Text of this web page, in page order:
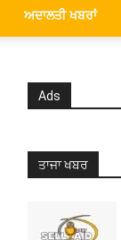
ਅਦਾਲਤੀ ਖਬਰਾਂ
Ads
ਤਾਜਾ ਖਬਰ